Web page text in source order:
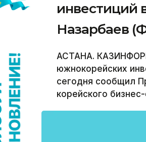
инвестиций
Назарбаев
АСТАНА.
южнокорейских
сегодня сообщил
корейского